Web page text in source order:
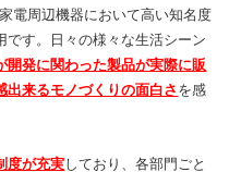
電周辺機器において高い知名度
です。日々の様々な生活シーン
開発に関わった製品が実際に販
来るモノづくりの面白さを感
度が充実しており、各部門ごと